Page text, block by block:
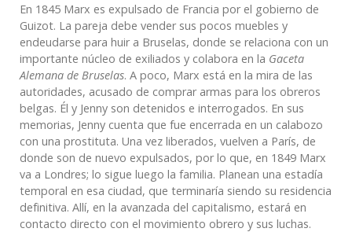
En 1845 Marx es expulsado de Francia por el gobierno de
Guizot. La pareja debe vender sus pocos muebles y
endeudarse para huir a Bruselas, donde se relaciona con un
importante núcleo de exiliados y colabora en la Gaceta
Alemana de Bruselas. A poco, Marx está en la mira de las
autoridades, acusado de comprar armas para los obreros
belgas. Él y Jenny son detenidos e interrogados. En sus
memorias, Jenny cuenta que fue encerrada en un calabozo
con una prostituta. Una vez liberados, vuelven a París, de
donde son de nuevo expulsados, por lo que, en 1849 Marx
va a Londres; lo sigue luego la familia. Planean una estadía
temporal en esa ciudad, que terminaría siendo su residencia
definitiva. Allí, en la avanzada del capitalismo, estará en
contacto directo con el movimiento obrero y sus luchas.